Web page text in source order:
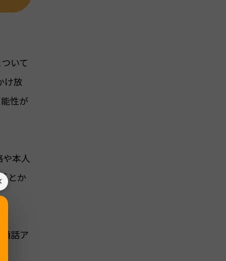
いて
け放
性が
本人
とか
話ア